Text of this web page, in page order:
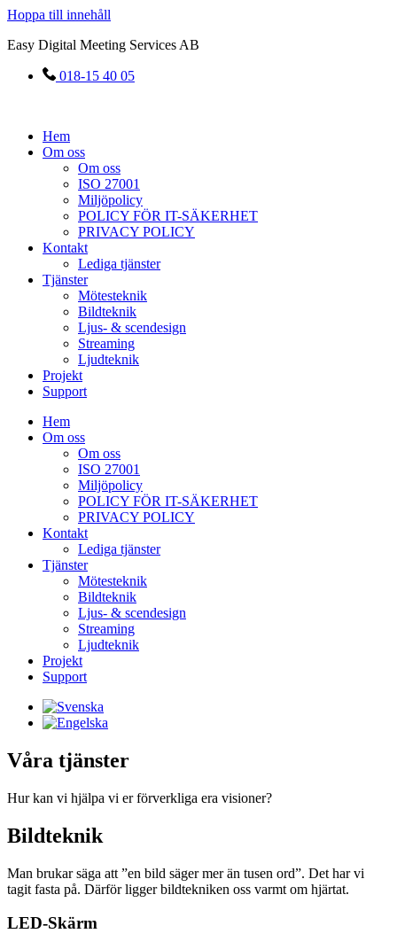
Hoppa till innehåll
Easy Digital Meeting Services AB
018-15 40 05
Hem
Om oss
Om oss
ISO 27001
Miljöpolicy
POLICY FÖR IT-SÄKERHET
PRIVACY POLICY
Kontakt
Lediga tjänster
Tjänster
Mötesteknik
Bildteknik
Ljus- & scendesign
Streaming
Ljudteknik
Projekt
Support
Hem
Om oss
Om oss
ISO 27001
Miljöpolicy
POLICY FÖR IT-SÄKERHET
PRIVACY POLICY
Kontakt
Lediga tjänster
Tjänster
Mötesteknik
Bildteknik
Ljus- & scendesign
Streaming
Ljudteknik
Projekt
Support
Våra tjänster
Hur kan vi hjälpa vi er förverkliga era visioner?
Bildteknik
Man brukar säga att ”en bild säger mer än tusen ord”. Det har vi
tagit fasta på. Därför ligger bildtekniken oss varmt om hjärtat.
LED-Skärm